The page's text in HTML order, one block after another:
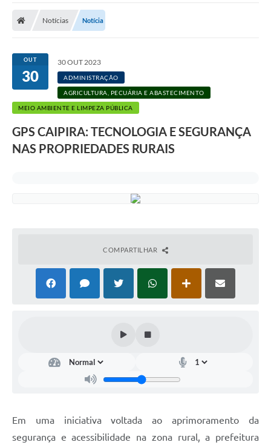
Departamentos
Câmara Municipal
Contato
Notícias Notícia
OUT
30
30 OUT 2023
ADMINISTRAÇÃO
AGRICULTURA, PECUÁRIA E ABASTECIMENTO
MEIO AMBIENTE E LIMPEZA PÚBLICA
GPS CAIPIRA: TECNOLOGIA E SEGURANÇA
NAS PROPRIEDADES RURAIS
COMPARTILHAR
Em uma iniciativa voltada ao aprimoramento da
segurança e acessibilidade na zona rural, a prefeitura